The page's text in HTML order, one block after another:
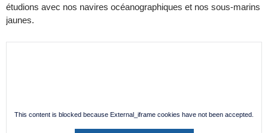
étudions avec nos navires océanographiques et nos sous-marins
jaunes.
This content is blocked because External_iframe cookies have not been accepted.